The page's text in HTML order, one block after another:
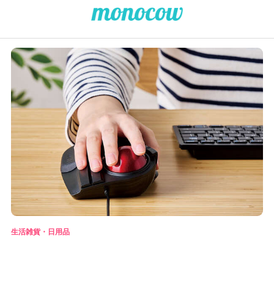
生活雑貨・日用品